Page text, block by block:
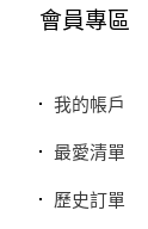
會員專區
我的帳戶
最愛清單
歷史訂單